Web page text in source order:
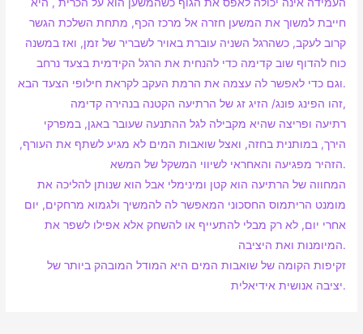
חייבת למשוך את המשען חזרה אל מרכז הכף, מתחת השלכת הגשר
קרוב לעקב, כשהרגל השניה עוברת באויר לשבריר של זמן, ואז במשנה
כוח להדוף שוב קדימה כדי להנחית את הרגל הקידמית בצעד נרחב
וגם כדי לאפשר לה עצמה את הרמת העקב לקראת חילופי הצעד הבא.
זהו הפינג פונג/ הזיג זג של הרתיעה הקטנה בנהירה קדימה,
רתיעה ופריצה שהיא מקבילה לגל ההתנעה שעובר באגן, במפרקי
הירך, במותנית בחזה, ואצל שואבות המים לא מגיע לשתף את העורף,
הזהיר מפגיעה והאחראי לשיווי המשקל של המשא.
המחווה של הרתיעה הוא קטן ומינימלי אבל הוא שנותן להליכה את
מומנט הריתמוס החסכוני המאפשר לה להמשיך ולגמוא מרחקים, יום
אחרי יום, לא רק מבלי להתעייף או להשחק אלא אפילו לשפר את
המיומנות ואת היציבה.
זקיפות הקומה של שואבות המים היא המודל המובהק ביותר של
יציבה אנושית אידיאלית.